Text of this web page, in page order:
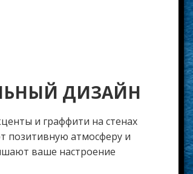
ДИЗАЙН
и граффити на стенах
позитивную атмосферу и
ваше настроение